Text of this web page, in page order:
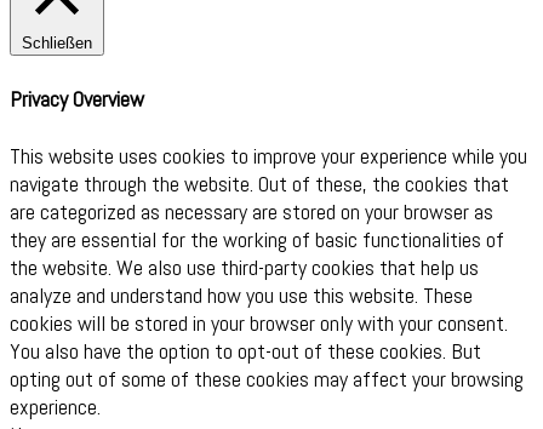
Schließen
Privacy Overview
This website uses cookies to improve your experience while you
navigate through the website. Out of these, the cookies that
are categorized as necessary are stored on your browser as
they are essential for the working of basic functionalities of
the website. We also use third-party cookies that help us
analyze and understand how you use this website. These
cookies will be stored in your browser only with your consent.
You also have the option to opt-out of these cookies. But
opting out of some of these cookies may affect your browsing
experience.